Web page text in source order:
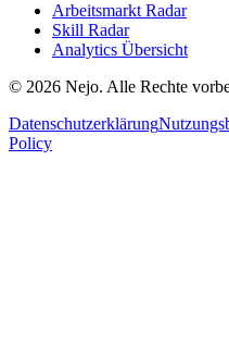
Arbeitsmarkt Radar
Skill Radar
Analytics Übersicht
© 2026 Nejo. Alle Rechte
Datenschutzerklärung
Policy